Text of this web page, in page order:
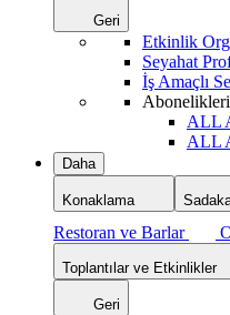
Geri
Etkinlik
Seyahat
İş Amaçlı
ALL
ALL
Daha
Konaklama
Restoran ve Barlar
Toplantılar ve Etkinlikler
Geri